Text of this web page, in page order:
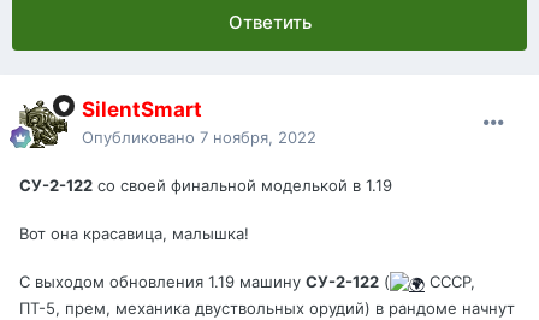
Ответить
SilentSmart
Опубликовано 7 ноября, 2022
СУ-2-122 со своей финальной моделькой в 1.19
Вот она красавица, малышка!
С выходом обновления 1.19 машину СУ-2-122 (
СССР,
ПТ-5, прем, механика двуствольных орудий) в рандоме начнут